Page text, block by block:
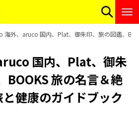
海外、aruco 国内、Plat、御朱印、旅の図鑑、
国内、Plat、御朱
BOOKS 旅の名言＆絶
健康のガイドブック